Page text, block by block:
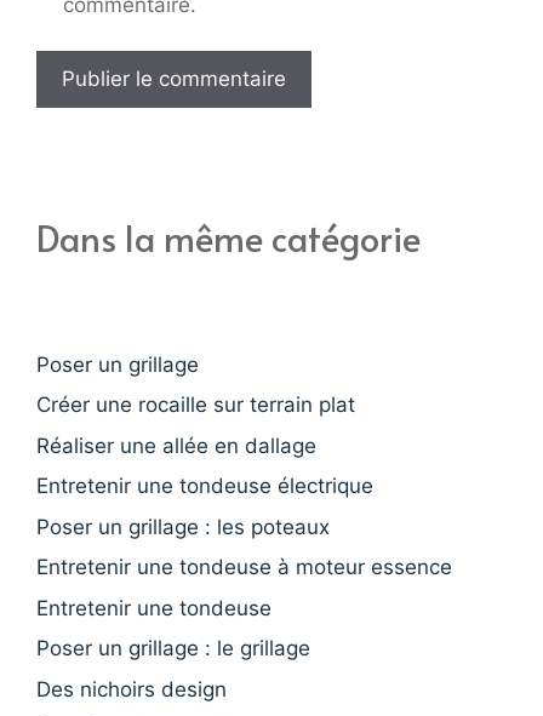
Dans la même catégorie
Poser un grillage
Créer une rocaille sur terrain plat
Réaliser une allée en dallage
Entretenir une tondeuse électrique
Poser un grillage : les poteaux
Entretenir une tondeuse à moteur essence
Entretenir une tondeuse
Poser un grillage : le grillage
Des nichoirs design